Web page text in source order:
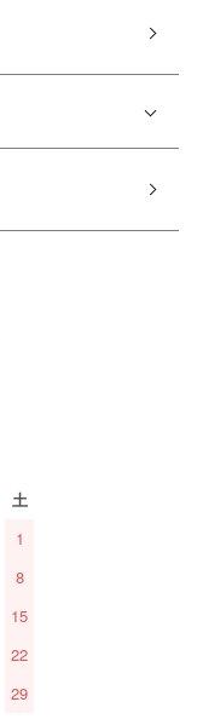
土
1
8
15
22
29